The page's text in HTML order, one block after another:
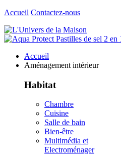
Accueil Contactez-nous
Accueil
Aménagement intérieur
Habitat
Chambre
Cuisine
Salle de bain
Bien-être
Multimédia et
Electroménager